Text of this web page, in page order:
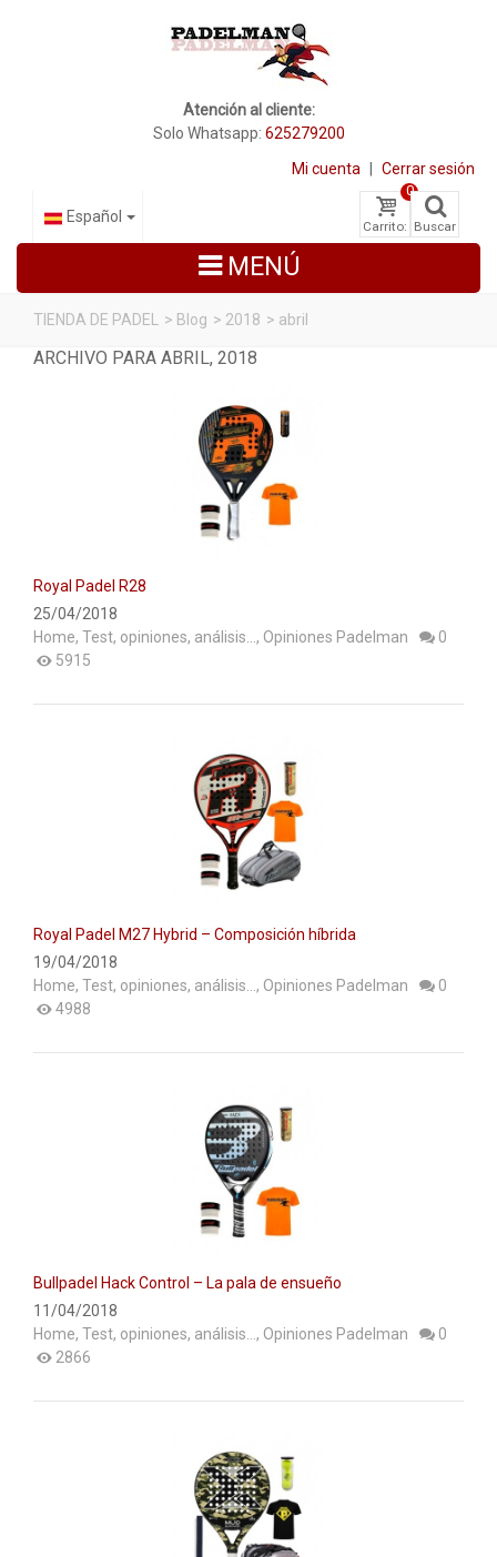
Atención al cliente:
Solo Whatsapp: 625279200
Mi cuenta Cerrar sesión
Carrito:
0
Buscar
Español
MENÚ
PALAS DE PADEL
ROPA
OUTLET PADEL
TIENDA DE PADEL > Blog > 2018 > abril
ARCHIVO PARA ABRIL, 2018
Royal Padel R28
25/04/2018
Home, Test, opiniones, análisis... , Opiniones Padelman
0
5915
Royal Padel M27 Hybrid – Composición híbrida
19/04/2018
Home, Test, opiniones, análisis... , Opiniones Padelman
0
4988
Bullpadel Hack Control – La pala de ensueño
11/04/2018
Home, Test, opiniones, análisis... , Opiniones Padelman
0
2866